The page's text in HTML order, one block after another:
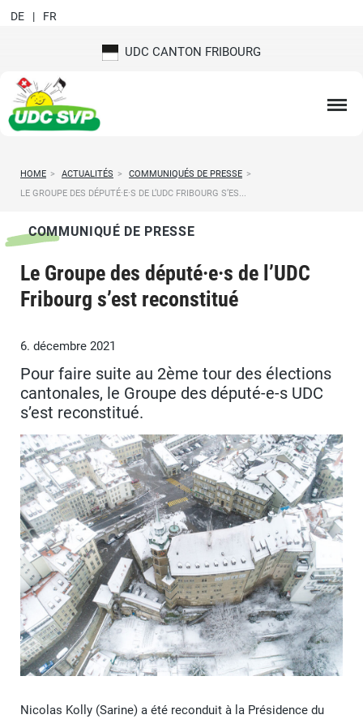
UDC CANTON FRIBOURG
DE FR
HOME > ACTUALITÉS > COMMUNIQUÉS DE PRESSE >
LE GROUPE DES DÉPUTÉ·E·S DE L’UDC FRIBOURG S’ES...
COMMUNIQUÉ DE PRESSE
Le Groupe des député·e·s de l’UDC
Fribourg s’est reconstitué
6. décembre 2021
Pour faire suite au 2ème tour des élections
cantonales, le Groupe des député-e-s UDC
s’est reconstitué.
Nicolas Kolly (Sarine) a été reconduit à la Présidence du